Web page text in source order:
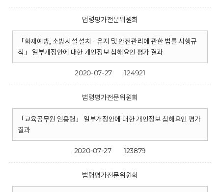
법령평가전문위원회
「화재예방, 소방시설 설치 · 유지 및 안전관리에 관한 법률 시행규
칙」 일부개정안에 대한 개인정보 침해요인 평가 결과
2020-07-27 124921
법령평가전문위원회
「교육공무원 임용령」 일부개정안에 대한 개인정보 침해요인 평가
결과
2020-07-27 123879
법령평가전문위원회